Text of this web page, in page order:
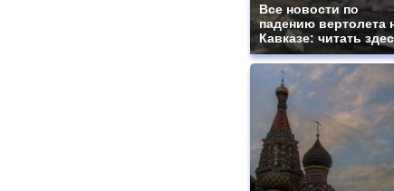
Все новости по
падению вертолета
Кавказе: читать